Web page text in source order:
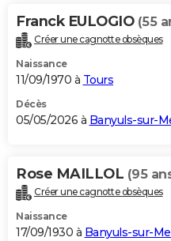
Franck EULOGIO (55
Créer une cagnotte obsèques
Naissance
11/09/1970 à Tours
Décès
05/05/2026 à Banyuls-sur-
Rose MAILLOL (95
Créer une cagnotte obsèques
Naissance
17/09/1930 à Banyuls-sur-